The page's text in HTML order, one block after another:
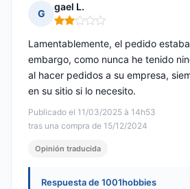
G
gael L.
Nota: 2 de 5
Publicado el 11/03/2025 à 14h53
tras una compra de 15/12/2024
Lamentablemente, el pedido
embargo, como nunca he tenido
al hacer pedidos a su empresa,
en su sitio si lo necesito.
Opinión traducida
Respuesta de 1001hobbies